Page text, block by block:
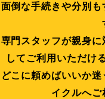
面倒な手続きや分別
専門スタッフが親身
してご利用いただけ
どこに頼めばいいか
イクルへご